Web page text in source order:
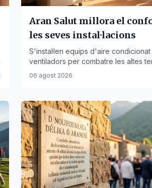
Aran Salut millora el
les seves instal·lacions
S'instal·len equips d'aire
ventiladors per combatre les altes
estivals als espais assistencials.
06 agost 2026